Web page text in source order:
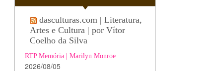
dasculturas.com | Literatura,
Artes e Cultura | por Vítor
Coelho da Silva
RTP Memória | Marilyn Monroe
2026/08/05